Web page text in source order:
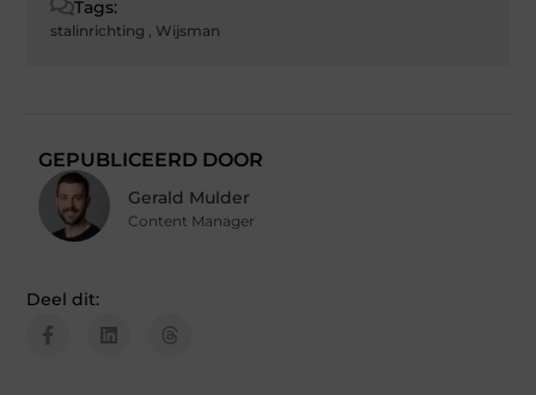
Tags:
stalinrichting , Wijsman
GEPUBLICEERD DOOR
Gerald Mulder
Content Manager
Deel dit: